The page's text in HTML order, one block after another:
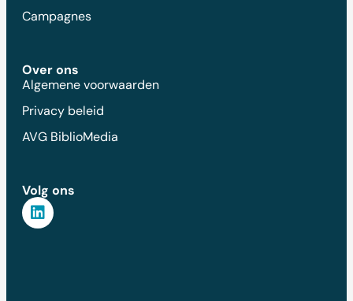
Campagnes
Over ons
Algemene voorwaarden
Privacy beleid
AVG BiblioMedia
Volg ons